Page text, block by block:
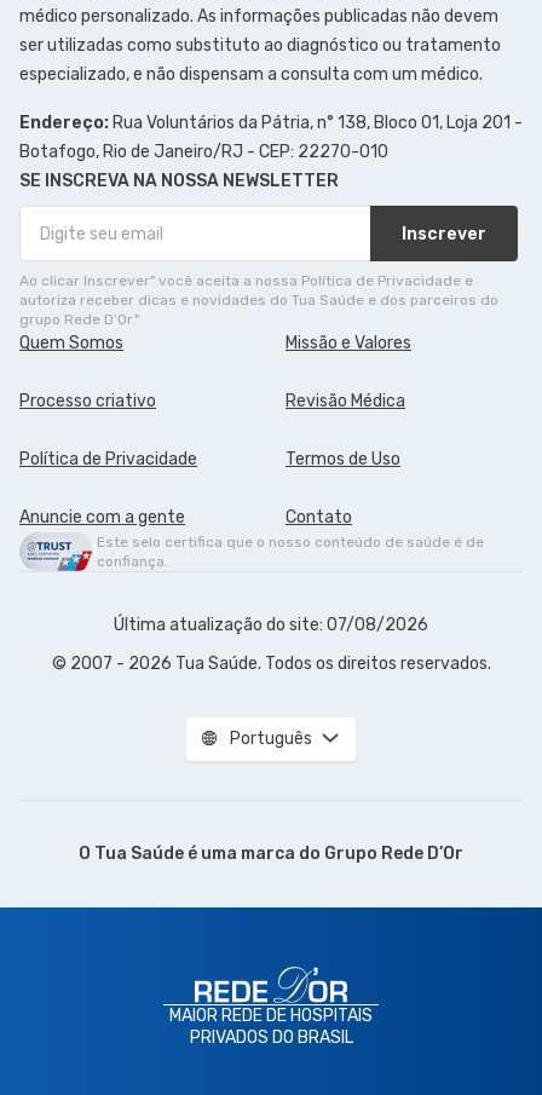
médico personalizado. As informações publicadas não devem
ser utilizadas como substituto ao diagnóstico ou tratamento
especializado, e não dispensam a consulta com um médico.
Endereço: Rua Voluntários da Pátria, n° 138, Bloco 01, Loja 201 -
Botafogo, Rio de Janeiro/RJ - CEP: 22270-010
SE INSCREVA NA NOSSA NEWSLETTER
Inscrever
Ao clicar Inscrever" você aceita a nossa Política de Privacidade e
autoriza receber dicas e novidades do Tua Saúde e dos parceiros do
grupo Rede D'Or."
Quem Somos Missão e Valores
Processo criativo Revisão Médica
Política de Privacidade Termos de Uso
Anuncie com a gente Contato
Este selo certifica que o nosso conteúdo de saúde é de
confiança.
Última atualização do site: 07/08/2026
© 2007 - 2026 Tua Saúde. Todos os direitos reservados.
Português
O Tua Saúde é uma marca do Grupo Rede D’Or
MAIOR REDE DE HOSPITAIS
PRIVADOS DO BRASIL